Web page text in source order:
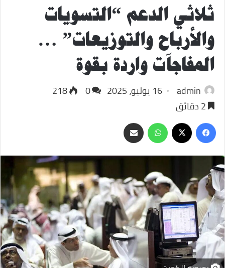
ثلاثي الدعم “التسويات
والأرباح والتوزيعات” …
المفاجآت واردة بقوة
admin 16 يوليو، 2025 0
218
فيسبوك
‫X واتسابمشاركة
عبر
البريد